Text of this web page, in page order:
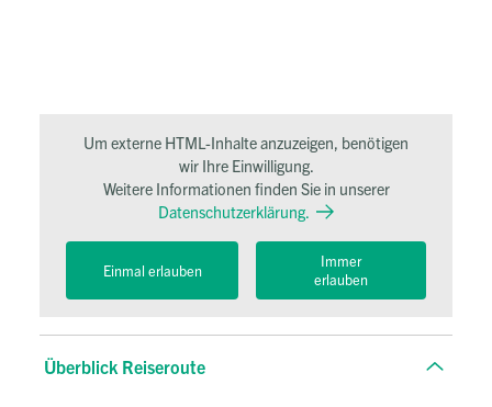
Um externe HTML-Inhalte anzuzeigen, benötigen
wir Ihre Einwilligung.
Weitere Informationen finden Sie in unserer
Datenschutzerklärung.
Einmal erlauben
Immer
erlauben
Überblick Reiseroute